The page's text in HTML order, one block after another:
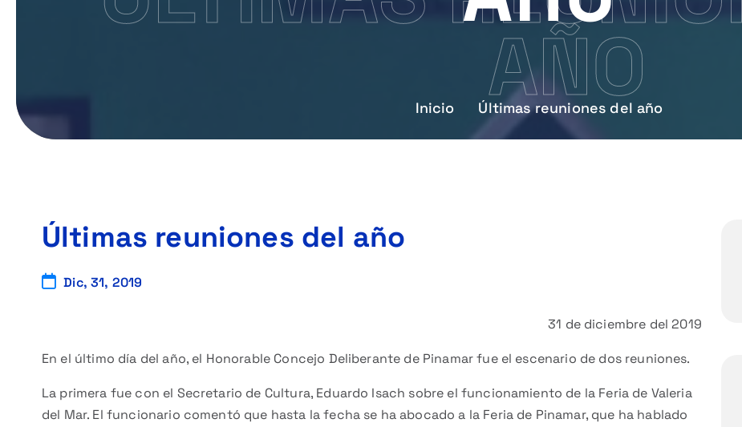
AÑO
Inicio Últimas reuniones del año
Últimas reuniones del año
Dic, 31, 2019
31 de diciembre del 2019
En el último día del año, el Honorable Concejo Deliberante de Pinamar fue el escenario de dos reuniones.
La primera fue con el Secretario de Cultura, Eduardo Isach sobre el funcionamiento de la Feria de Valeria
del Mar. El funcionario comentó que hasta la fecha se ha abocado a la Feria de Pinamar, que ha hablado